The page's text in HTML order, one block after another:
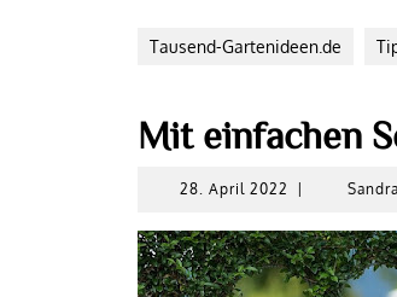
Tausend-Gartenideen.de
Mit einfachen
28. April 2022 28.
2022
Sandra